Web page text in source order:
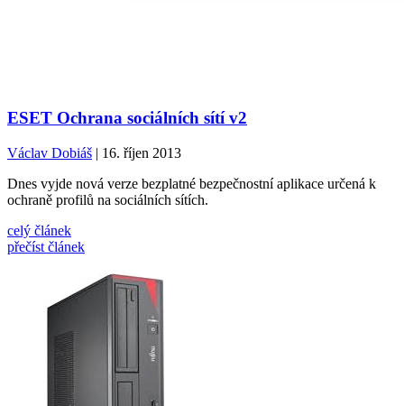
ESET Ochrana sociálních sítí v2
Václav Dobiáš | 16. říjen 2013
Dnes vyjde nová verze bezplatné bezpečnostní aplikace určená k
ochraně profilů na sociálních sítích.
celý článek
přečíst článek